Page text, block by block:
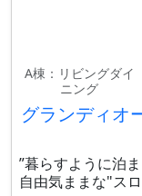
A棟：リビングダイ
ニング
グランディオ
”暮らすように泊
自由気ままな"ス